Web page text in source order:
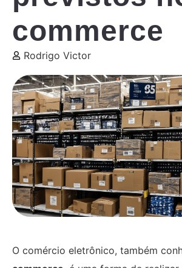
commerce
Rodrigo Victor
O comércio eletrônico, também